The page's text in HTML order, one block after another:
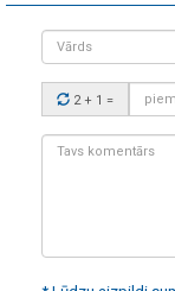
Vārds
Drošības
kods:
2 + 1 =
Tavs